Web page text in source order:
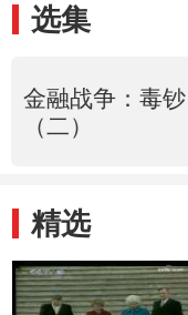
选集
金融战争：毒钞
（二）
精选